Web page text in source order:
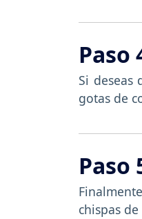
Paso
Si deseas
gotas de
Paso
chispas